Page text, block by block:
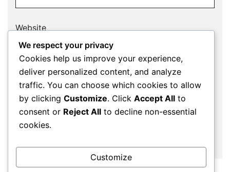
Website
Save my name, email, and website in this
browser for the next time I comment.
We respect your privacy
Cookies help us improve your experience,
deliver personalized content, and analyze
traffic. You can choose which cookies to allow
by clicking Customize. Click Accept All to
consent or Reject All to decline non-essential
cookies.
Customize